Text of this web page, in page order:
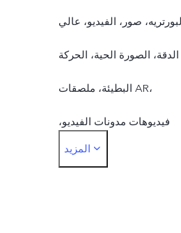
صور، الفيديو، عالي
الدقة، الصورة الحية، الحركة
البطيئة، ملصقات AR،
فيديوهات مدونات الفيديو،
التعرض المزدوج، العرض
المزيد